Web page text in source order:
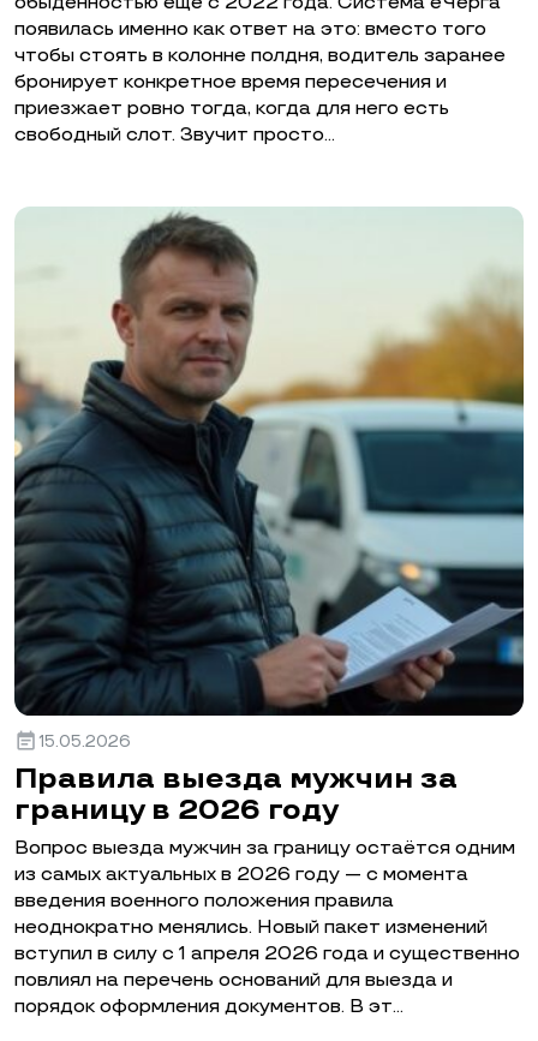
появилась именно как ответ на это: вместо того
чтобы стоять в колонне полдня, водитель заранее
бронирует конкретное время пересечения и
приезжает ровно тогда, когда для него есть
свободный слот. Звучит просто…
event_note 15.05.2026
Правила выезда мужчин за
границу в 2026 году
Вопрос выезда мужчин за границу остаётся одним
из самых актуальных в 2026 году — с момента
введения военного положения правила
неоднократно менялись. Новый пакет изменений
вступил в силу с 1 апреля 2026 года и существенно
повлиял на перечень оснований для выезда и
порядок оформления документов. В эт…